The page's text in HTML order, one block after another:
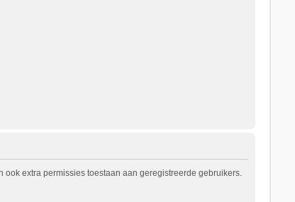
extra permissies toestaan aan geregistreerde gebruikers.